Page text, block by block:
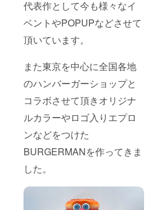
代表作として今も様々なイ
ベントやPOPUPなどさせて
頂いています。
また東京を中心に全国各地
のハンバーガーショップと
コラボさせて頂きオリジナ
ルカラーやロゴ入りエプロ
ンなどをつけた
BURGERMANを作ってきま
した。